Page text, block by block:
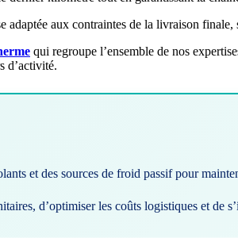
adaptée aux contraintes de la livraison
qui regroupe l’ensemble de nos
d’activité.
et des sources de froid passif pour
d’optimiser les coûts logistiques et de